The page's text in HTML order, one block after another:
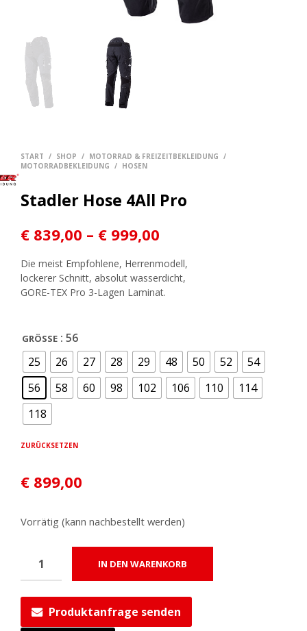
START / SHOP / MOTORRAD & FREIZEITBEKLEIDUNG /
MOTORRADBEKLEIDUNG / HOSEN
Stadler Hose 4All Pro
€ 839,00 – € 999,00
€ 839,00
bis
€ 999,00
Die meist Empfohlene, Herrenmodell,
lockerer Schnitt, absolut wasserdicht,
GORE-TEX Pro 3-Lagen Laminat.
GRÖSSE
: 56
25
26 27 28 29 48 50 52
54
56
58 60 98 102 106 110
114
118
ZURÜCKSETZEN
€ 899,00
Vorrätig (kann nachbestellt werden)
IN DEN WARENKORB
Produktanfrage senden